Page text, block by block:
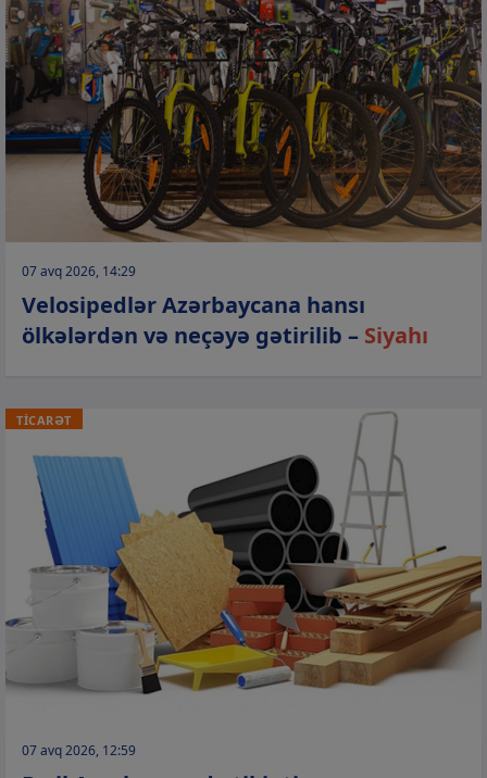
07 avq 2026, 14:29
Velosipedlər Azərbaycana hansı
ölkələrdən və neçəyə gətirilib – Siyahı
TİCARƏT
07 avq 2026, 12:59